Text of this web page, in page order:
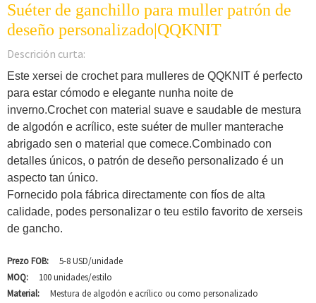
Suéter de ganchillo para muller patrón de
deseño personalizado|QQKNIT
Descrición curta:
Este xersei de crochet para mulleres de QQKNIT é perfecto
para estar cómodo e elegante nunha noite de
inverno.Crochet con material suave e saudable de mestura
de algodón e acrílico, este suéter de muller manterache
abrigado sen o material que comece.Combinado con
detalles únicos, o patrón de deseño personalizado é un
aspecto tan único.
Fornecido pola fábrica directamente con fíos de alta
calidade, podes personalizar o teu estilo favorito de xerseis
de gancho.
Prezo FOB:
5-8 USD/unidade
MOQ:
100 unidades/estilo
Material:
Mestura de algodón e acrílico ou como personalizado